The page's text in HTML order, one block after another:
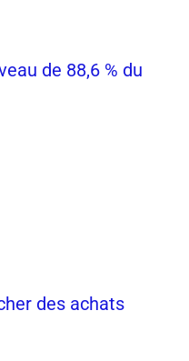
de 88,6 % du
des achats